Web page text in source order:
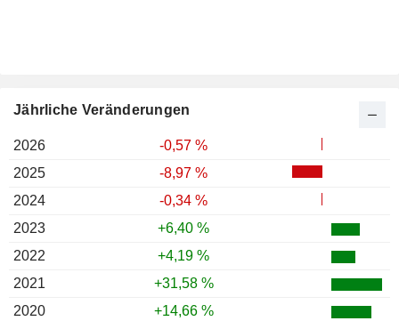
Jährliche Veränderungen
2026
-0,57 %
2025
-8,97 %
2024
-0,34 %
2023
+6,40 %
2022
+4,19 %
2021
+31,58 %
2020
+14,66 %